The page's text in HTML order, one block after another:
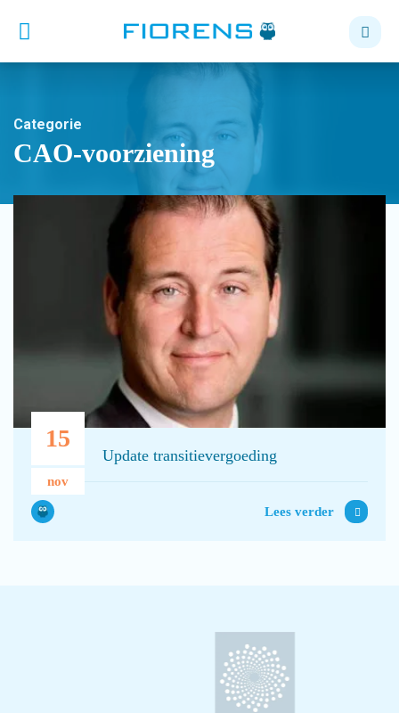
Categorie
CAO-voorziening
15
nov
Update transitievergoeding
Lees verder